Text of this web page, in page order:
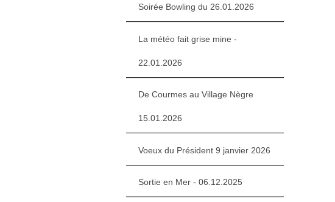
Soirée Bowling du 26.01.2026
La météo fait grise mine -
22.01.2026
De Courmes au Village Nègre
15.01.2026
Voeux du Président 9 janvier 2026
Sortie en Mer - 06.12.2025